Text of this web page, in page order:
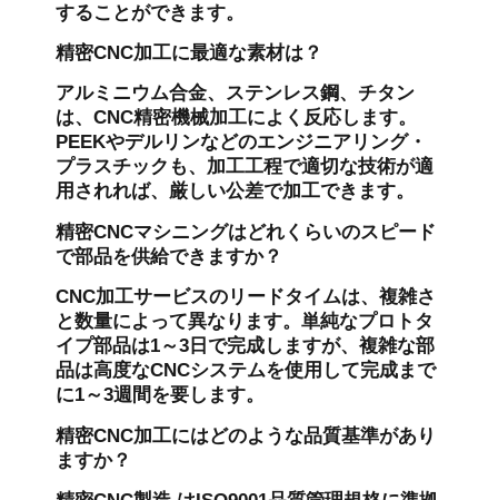
することができます。
精密CNC加工に最適な素材は？
アルミニウム合金、ステンレス鋼、チタン
は、CNC精密機械加工によく反応します。
PEEKやデルリンなどのエンジニアリング・
プラスチックも、加工工程で適切な技術が適
用されれば、厳しい公差で加工できます。
精密CNCマシニングはどれくらいのスピード
で部品を供給できますか？
CNC加工サービスのリードタイムは、複雑さ
と数量によって異なります。単純なプロトタ
イプ部品は1～3日で完成しますが、複雑な部
品は高度なCNCシステムを使用して完成まで
に1～3週間を要します。
精密CNC加工にはどのような品質基準があり
ますか？